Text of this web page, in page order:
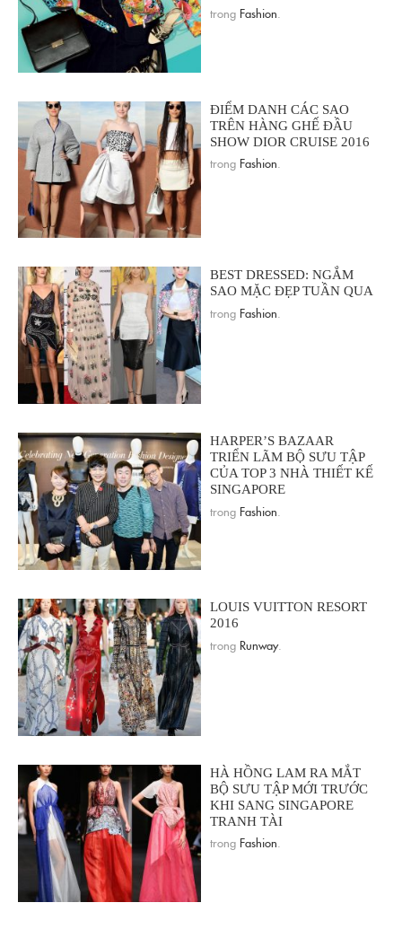
trong Fashion
ĐIỂM DANH CÁC SAO
TRÊN HÀNG GHẾ ĐẦU
SHOW DIOR CRUISE 2016
trong Fashion
BEST DRESSED: NGẮM
SAO MẶC ĐẸP TUẦN QUA
trong Fashion
HARPER’S BAZAAR
TRIỂN LÃM BỘ SƯU TẬP
CỦA TOP 3 NHÀ THIẾT KẾ
SINGAPORE
trong Fashion
LOUIS VUITTON RESORT
2016
trong Runway.
HÀ HỒNG LAM RA MẮT
BỘ SƯU TẬP MỚI TRƯỚC
KHI SANG SINGAPORE
TRANH TÀI
trong Fashion